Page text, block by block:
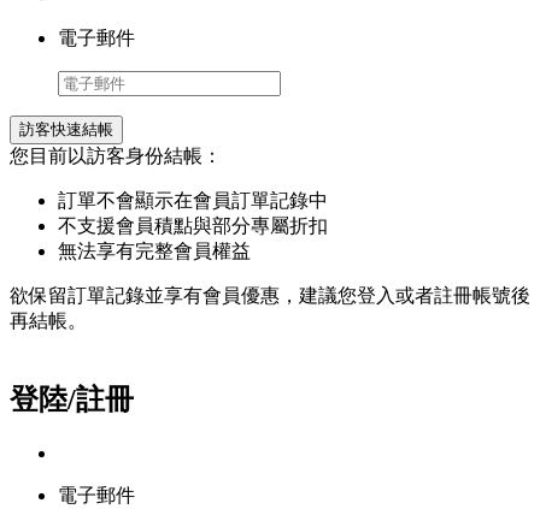
電子郵件
訪客快速結帳
您目前以訪客身份結帳：
訂單不會顯示在會員訂單記錄中
不支援會員積點與部分專屬折扣
無法享有完整會員權益
欲保留訂單記錄並享有會員優惠，建議您登入或者註冊帳號後
再結帳。
登陸/註冊
電子郵件